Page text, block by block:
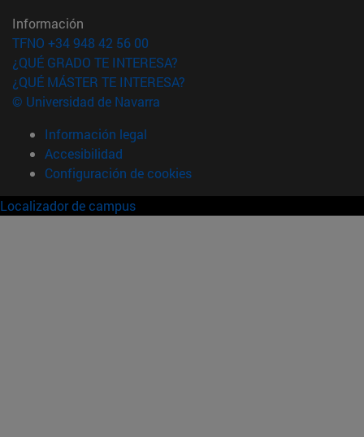
Información
TFNO +34 948 42 56 00
¿QUÉ GRADO TE INTERESA?
¿QUÉ MÁSTER TE INTERESA?
© Universidad de Navarra
Información legal
Accesibilidad
Configuración de cookies
Localizador de campus